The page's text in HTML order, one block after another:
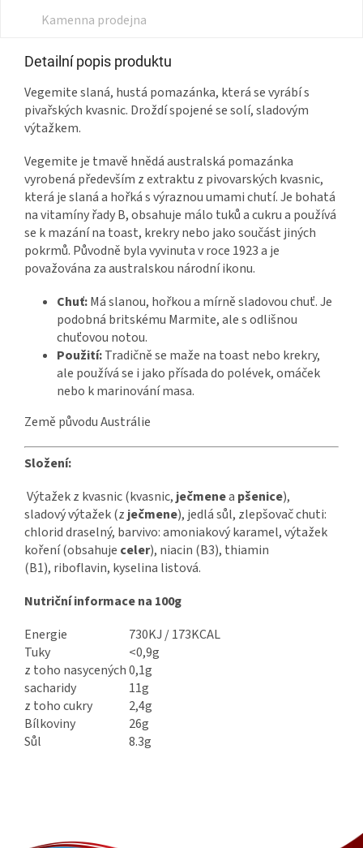
Kamenna prodejna
Detailní popis produktu
Vegemite slaná, hustá pomazánka, která se vyrábí s
pivařských kvasnic. Droždí spojené se solí, sladovým
výtažkem.
Vegemite je tmavě hnědá australská pomazánka
vyrobená především z extraktu z pivovarských kvasnic,
která je slaná a hořká s výraznou umami chutí. Je bohatá
na vitamíny řady B, obsahuje málo tuků a cukru a používá
se k mazání na toast, krekry nebo jako součást jiných
pokrmů. Původně byla vyvinuta v roce 1923 a je
považována za australskou národní ikonu.
Chuť:Má slanou, hořkou a mírně sladovou chuť. Je
podobná britskému Marmite, ale s odlišnou
chuťovou notou.
Použití:Tradičně se maže na toast nebo krekry,
ale používá se i jako přísada do polévek, omáček
nebo k marinování masa.
Země původu Austrálie
Složení:
Výtažek z kvasnic (kvasnic, ječmenea pšenice),
sladový výtažek (z ječmene), jedlá sůl, zlepšovač chuti:
chlorid draselný, barvivo: amoniakový karamel, výtažek
koření (obsahuje celer), niacin (B3), thiamin
(B1), riboflavin, kyselina listová.
Nutriční informace na 100g
Energie
730KJ / 173KCAL
Tuky
<0,9g
z toho nasycených0,1g
sacharidy
11g
z toho cukry
2,4g
Bílkoviny
26g
Sůl
8.3g